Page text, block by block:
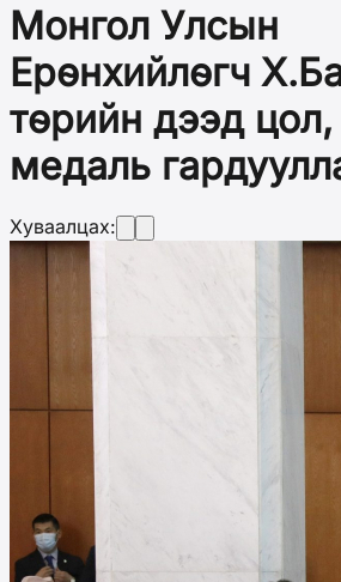
Монгол Улсын
Ерөнхийлөгч
төрийн дээд
медаль
Хуваалцах: